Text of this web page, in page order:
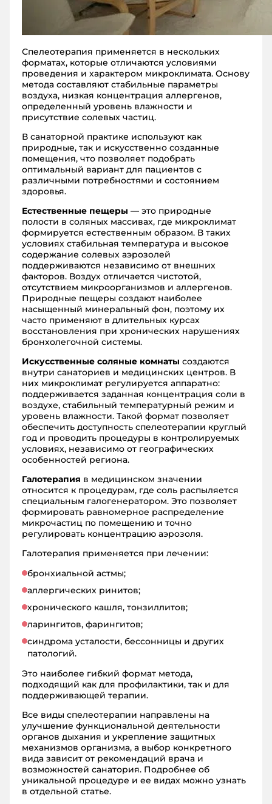
Спелеотерапия применяется в нескольких
форматах, которые отличаются условиями
проведения и характером микроклимата. Основу
метода составляют стабильные параметры
воздуха, низкая концентрация аллергенов,
определенный уровень влажности и
присутствие солевых частиц.
В санаторной практике используют как
природные, так и искусственно созданные
помещения, что позволяет подобрать
оптимальный вариант для пациентов с
различными потребностями и состоянием
здоровья.
Естественные пещеры — это природные
полости в соляных массивах, где микроклимат
формируется естественным образом. В таких
условиях стабильная температура и высокое
содержание солевых аэрозолей
поддерживаются независимо от внешних
факторов. Воздух отличается чистотой,
отсутствием микроорганизмов и аллергенов.
Природные пещеры создают наиболее
насыщенный минеральный фон, поэтому их
часто применяют в длительных курсах
восстановления при хронических нарушениях
бронхолегочной системы.
Искусственные соляные комнаты создаются
внутри санаториев и медицинских центров. В
них микроклимат регулируется аппаратно:
поддерживается заданная концентрация соли в
воздухе, стабильный температурный режим и
уровень влажности. Такой формат позволяет
обеспечить доступность спелеотерапии круглый
год и проводить процедуры в контролируемых
условиях, независимо от географических
особенностей региона.
Галотерапия в медицинском значении
относится к процедурам, где соль распыляется
специальным галогенератором. Это позволяет
формировать равномерное распределение
микрочастиц по помещению и точно
регулировать концентрацию аэрозоля.
Галотерапия применяется при лечении:
бронхиальной астмы;
аллергических ринитов;
хронического кашля, тонзиллитов;
ларингитов, фарингитов;
синдрома усталости, бессонницы и других
патологий.
Это наиболее гибкий формат метода,
подходящий как для профилактики, так и для
поддерживающей терапии.
Все виды спелеотерапии направлены на
улучшение функциональной деятельности
органов дыхания и укрепление защитных
механизмов организма, а выбор конкретного
вида зависит от рекомендаций врача и
возможностей санатория. Подробнее об
уникальной процедуре и ее видах можно узнать
в отдельной статье.